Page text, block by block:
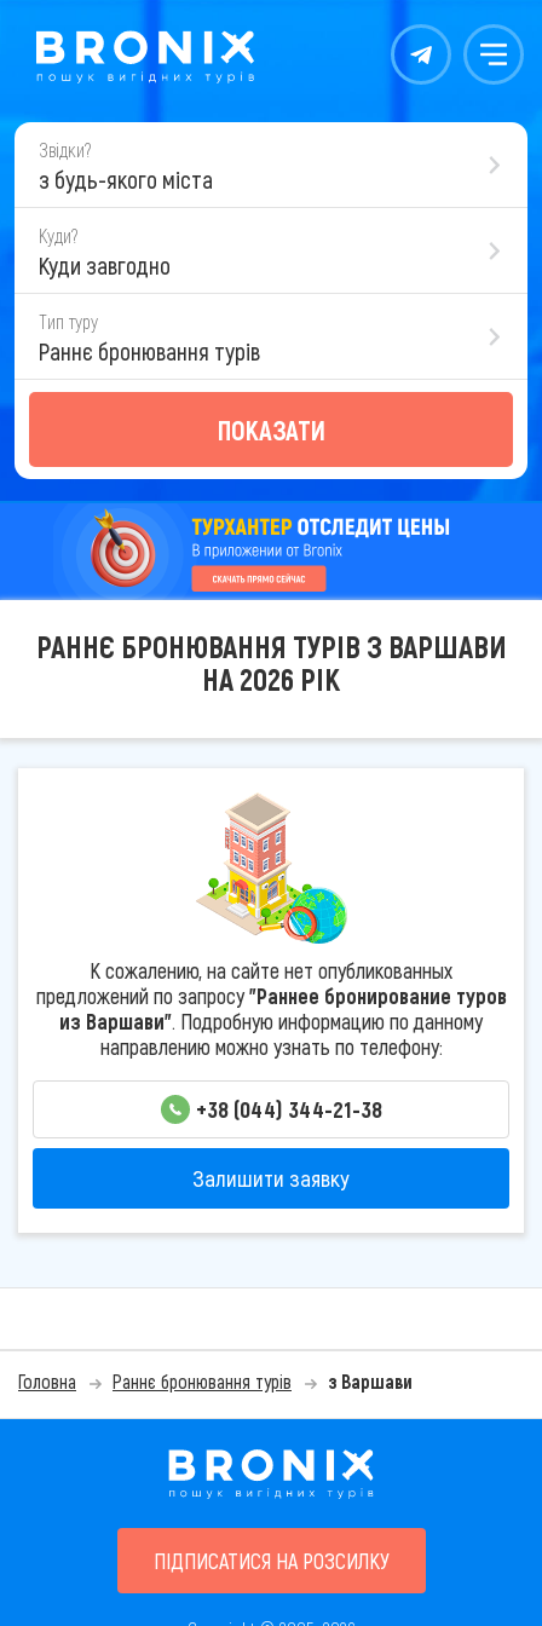
Контакты Меню
Звідки?
з будь-якого міста
Куди?
Куди завгодно
Тип туру
Раннє бронювання турів
ПОКАЗАТИ
РАННЄ БРОНЮВАННЯ ТУРІВ З ВАРШАВИ
НА 2026 РІК
К сожалению, на сайте нет опубликованных
предложений по запросу"Раннее бронирование туров
из Варшави". Подробную информацию по данному
направлению можно узнать по телефону:
+38 (044) 344-21-38
Залишити заявку
Головна Раннє бронювання турів з Варшави
ПІДПИСАТИСЯ НА РОЗСИЛКУ